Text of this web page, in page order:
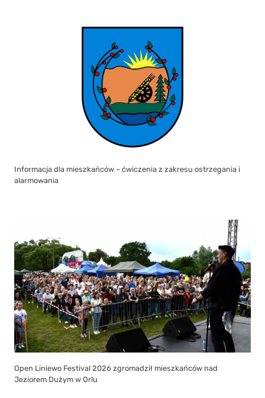
Informacja dla mieszkańców – ćwiczenia z zakresu ostrzegania i
alarmowania
Open Liniewo Festival 2026 zgromadził mieszkańców nad
Jeziorem Dużym w Orlu